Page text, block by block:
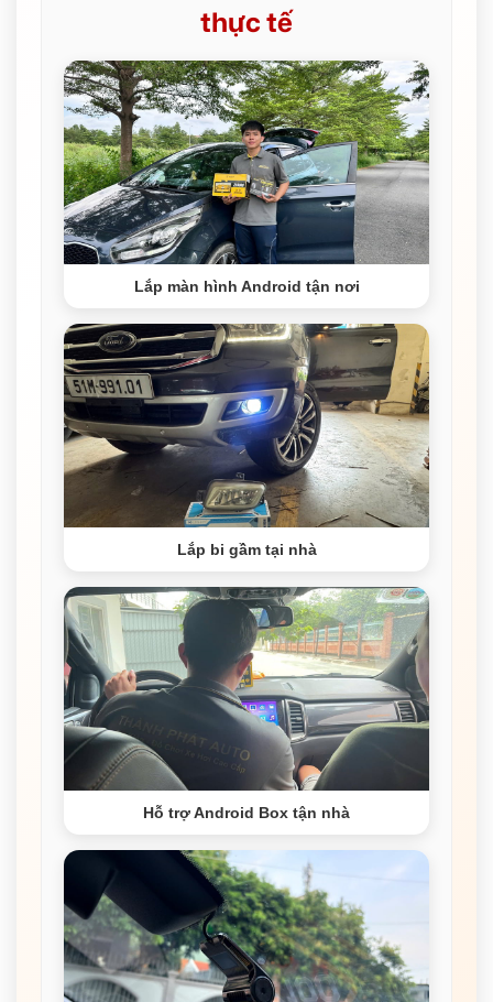
thực tế
Lắp màn hình Android tận nơi
Lắp bi gầm tại nhà
Hỗ trợ Android Box tận nhà